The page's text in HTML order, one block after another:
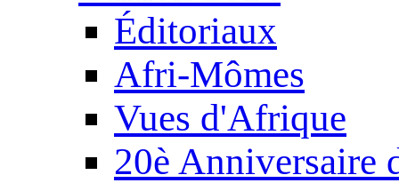
Éditoriaux
Afri-Mômes
Vues d'Afrique
20è Anniversaire